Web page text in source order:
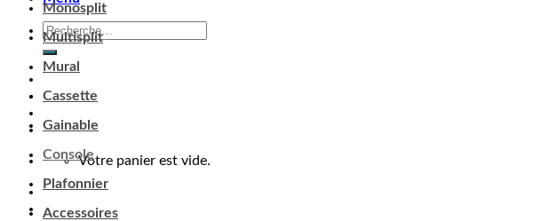
Votre panier est vide.
Panier
Votre panier est vide.
Monosplit
Multisplit
Mural
Cassette
Gainable
Console
Plafonnier
Accessoires